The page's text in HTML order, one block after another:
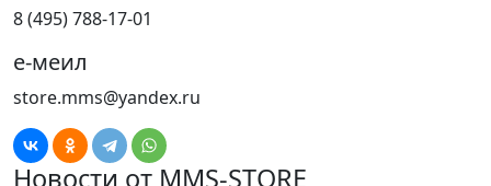
8 (495) 788-17-01
е-меил
store.mms@yandex.ru
Новости от MMS-STORE